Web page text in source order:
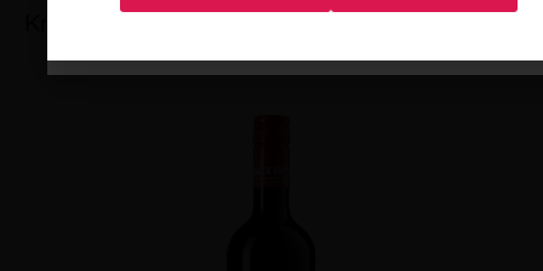
Knock Knock Super Fruity